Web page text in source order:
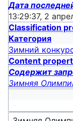
Дата
13:29:37, 2
Classification
Категория
Зимний
Content
Содержит
Зимняя